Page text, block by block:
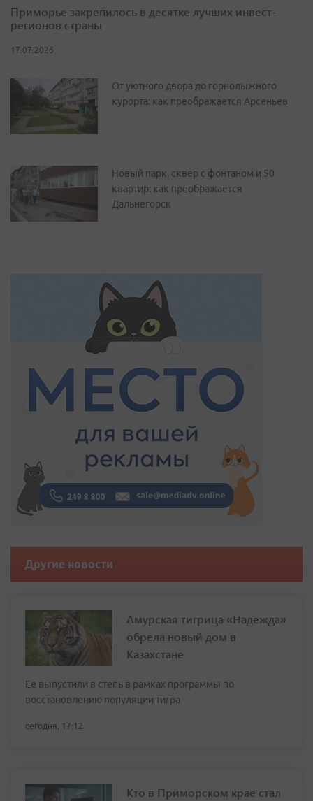
Приморье закрепилось в десятке лучших инвест-
регионов страны
17.07.2026
От уютного двора до горнолыжного
курорта: как преображается Арсеньев
Новый парк, сквер с фонтаном и 50
квартир: как преображается
Дальнегорск
Другие новости
Амурская тигрица «Надежда»
обрела новый дом в
Казахстане
Ее выпустили в степь в рамках программы по
восстановлению популяции тигра
сегодня, 17:12
Кто в Приморском крае стал